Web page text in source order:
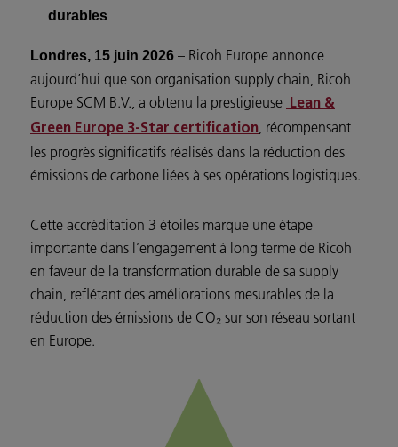
durables
Londres, 15 juin 2026 – Ricoh Europe annonce
aujourd’hui que son organisation supply chain, Ricoh
Europe SCM B.V., a obtenu la prestigieuse
Lean &
Green Europe 3-Star certification , récompensant
les progrès significatifs réalisés dans la réduction des
émissions de carbone liées à ses opérations logistiques.
Cette accréditation 3 étoiles marque une étape
importante dans l’engagement à long terme de Ricoh
en faveur de la transformation durable de sa supply
chain, reflétant des améliorations mesurables de la
réduction des émissions de CO₂ sur son réseau sortant
en Europe.